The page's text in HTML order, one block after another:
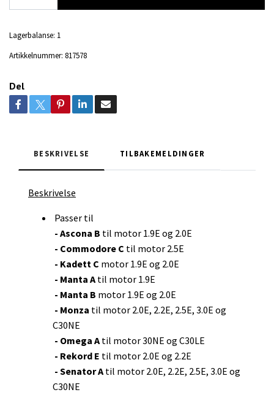
Lagerbalanse: 1
Artikkelnummer: 817578
Del
BESKRIVELSE TILBAKEMELDINGER
Beskrivelse
Passer til
- Ascona B til motor 1.9E og 2.0E
- Commodore C til motor 2.5E
- Kadett C motor 1.9E og 2.0E
- Manta Atil motor 1.9E
- Manta B motor 1.9E og 2.0E
- Monza til motor 2.0E, 2.2E, 2.5E, 3.0E og
C30NE
- Omega Atil motor 30NE og C30LE
- Rekord E til motor 2.0E og 2.2E
- Senator Atil motor 2.0E, 2.2E, 2.5E, 3.0E og
C30NE